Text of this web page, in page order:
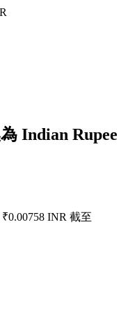
Indian Rupee
INR 截至